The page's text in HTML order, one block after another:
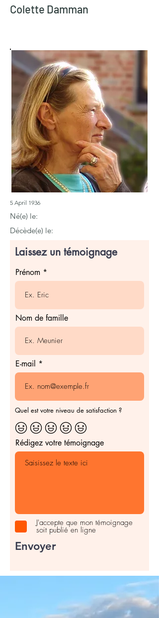
Colette Damman
5 April 1936
Né(e) le:
Décède(e) le:
Laissez un témoignage
Prénom
Nom de famille
E-mail
Quel est votre niveau de satisfaction ?
Rédigez votre témoignage
J'accepte que mon témoignage
soit publié en ligne
Envoyer